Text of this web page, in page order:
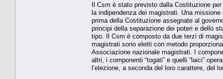
Il Csm è stato previsto dalla Costituzione
la indipendenza dei magistrati. Una
prima della Costituzione assegnate al
principi della separazione dei poteri e dello
tipo. Il Csm è composto da due terzi di
magistrati sono eletti con metodo
Associazione nazionale magistrati. I
altri, i componenti “togati” e quelli “laici”
l’elezione, a seconda del loro carattere, del